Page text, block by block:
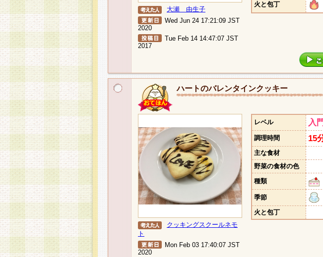
大瀬 由生子
Wed Jun 24 17:21:09 JST
2020
Tue Feb 14 14:47:07 JST
2017
火と包丁
ハートのバレンタインクッキー
クッキングスクールネモ
ト
Mon Feb 03 17:40:07 JST
2020
レベル 入
調理時間 15
主な食材
野菜の食材の色
種類
季節
火と包丁